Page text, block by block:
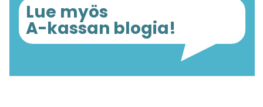
Lue myös
A-kassan blogia!